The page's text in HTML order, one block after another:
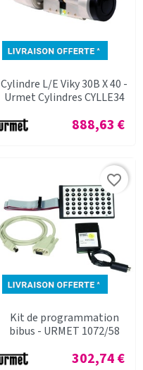
Cylindre L/E Viky 30B X 40 -
Urmet Cylindres CYLLE34
Prix
888,63 €
Kit de programmation
bibus - URMET 1072/58
Prix
302,74 €
favorite_border